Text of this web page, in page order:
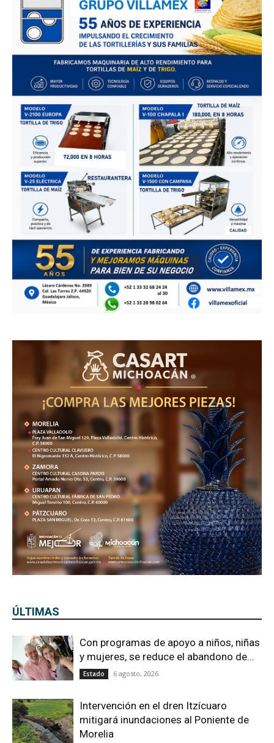
ÚLTIMAS
Con programas de apoyo a niños, niñas
y mujeres, se reduce el abandono de...
Estado 6 agosto, 2026
Intervención en el dren Itzícuaro
mitigará inundaciones al Poniente de
Morelia